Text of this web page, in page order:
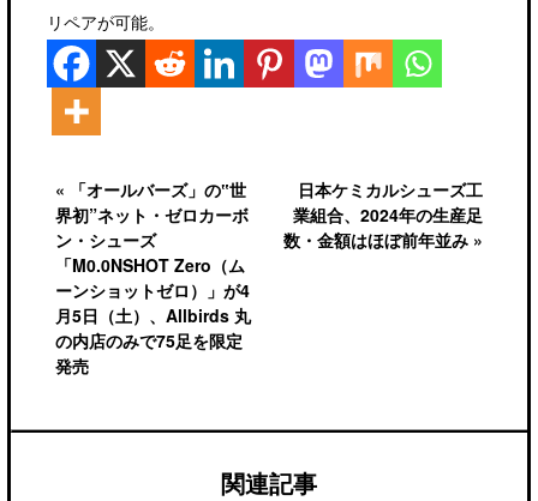
リペアが可能。
« 「オールバーズ」の‟世
界初”ネット・ゼロカーボ
ン・シューズ
「M0.0NSHOT Zero（ム
ーンショットゼロ）」が4
月5日（土）、Allbirds 丸
の内店のみで75足を限定
発売
日本ケミカルシューズ工
業組合、2024年の生産足
数・金額はほぼ前年並み »
関連記事